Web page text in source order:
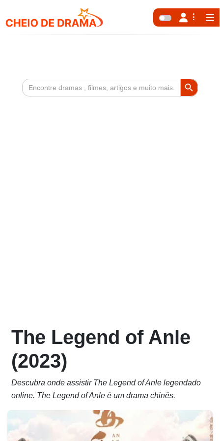
Search
for:
Search Button
The Legend of Anle
(2023)
Descubra onde assistir The Legend of Anle legendado
online. The Legend of Anle é um drama chinês.